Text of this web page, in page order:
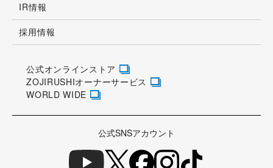
IR情報
採用情報
公式オンラインストア
ZOJIRUSHIオーナーサービス
WORLD WIDE
公式SNSアカウント